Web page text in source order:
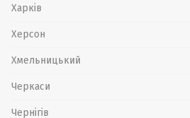
Харків
Херсон
Хмельницький
Черкаси
Чернігів